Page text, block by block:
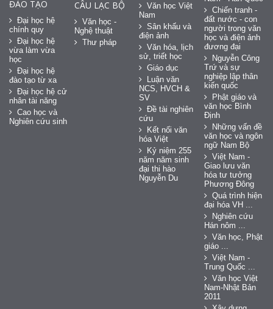
ĐÀO TẠO
Đại học hệ
chính quy
Đại học hệ
vừa làm vừa
học
Đại học hệ
đào tạo từ xa
Đại học hệ cử
nhân tài năng
Cao học và
Nghiên cứu sinh
CÂU LẠC BỘ
Văn học -
Nghệ thuật
Thư pháp
Văn học Việt
Nam
Sân khấu và
điện ảnh
Văn hóa, lịch
sử, triết học
Giáo dục
Luận văn
NCS, HVCH &
SV
Đề tài nghiên
cứu
Kết nối văn
hóa Việt
Kỷ niệm 255
năm năm sinh
đại thi hào
Nguyễn Du
Chiến tranh -
đất nước - con
người trong văn
học và điện ảnh
đương đại
Nguyễn Công
Trứ và sự
nghiệp lập thân
kiến quốc
Phật giáo và
văn học Bình
Định
Những vấn đề
văn học và ngôn
ngữ Nam Bộ
Việt Nam -
Giao lưu văn
hóa tư tưởng
Phương Đông
Quá trình hiện
đại hóa VH ...
Nghiên cứu
Hán nôm ...
Văn học, Phật
giáo ...
Việt Nam -
Trung Quốc ...
Văn học Việt
Nam-Nhật Bản
2011